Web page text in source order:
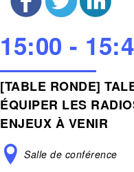
15:00 -
[TABLE RONDE]
ÉQUIPER LES
ENJEUX À VENIR
Salle de conférence